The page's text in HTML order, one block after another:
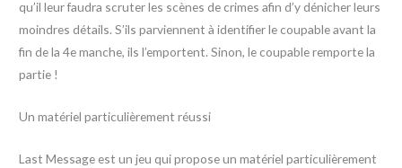
qu’il leur faudra scruter les scènes de crimes afin d’y dénicher leurs
moindres détails. S’ils parviennent à identifier le coupable avant la
fin de la 4e manche, ils l’emportent. Sinon, le coupable remporte la
partie !
Un matériel particulièrement réussi
Last Message est un jeu qui propose un matériel particulièrement